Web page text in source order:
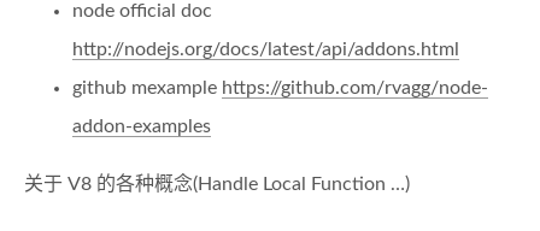
node official doc
http://nodejs.org/docs/latest/api/addons.html
github mexample https://github.com/rvagg/node-
addon-examples
关于 V8 的各种概念(Handle Local Function …)